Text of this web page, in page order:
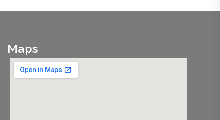
Maps